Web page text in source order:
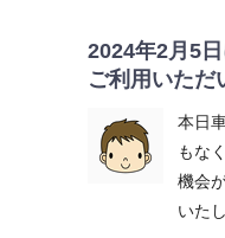
2024年2月5
ご利用いただ
本日
もな
機会
いた